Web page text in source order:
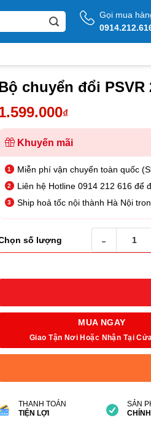
Gọi mua
chuyển đổi PSVR
₫
Khuyến mãi
Miễn phí vận chuyển toàn quốc
Liên hệ Hotline 0914 212 616 để
Ship hoả tốc nội thành Hà Nội
số lượng
MUA NGAY
Giao Tận Nơi Hoặc Nhận Tại
THANH TOÁN
TIỆN LỢI
SẢN